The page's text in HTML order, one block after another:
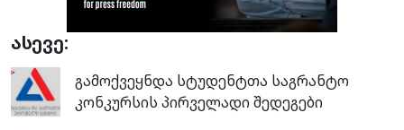
ასევე:
გამოქვეყნდა სტუდენტთა საგრანტო
კონკურსის პირველადი შედეგები